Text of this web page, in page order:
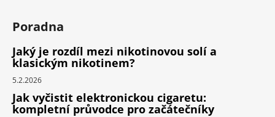
Poradna
Jaký je rozdíl mezi nikotinovou solí a
klasickým nikotinem?
5.2.2026
Jak vyčistit elektronickou cigaretu:
kompletní průvodce pro začátečníky